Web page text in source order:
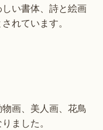
い書体、詩と絵画
れています。
画、美人画、花鳥
ました。